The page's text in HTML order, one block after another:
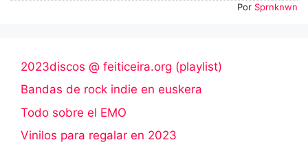
Por Sprnknwn
2023discos @ feiticeira.org (playlist)
Bandas de rock indie en euskera
Todo sobre el EMO
Vinilos para regalar en 2023